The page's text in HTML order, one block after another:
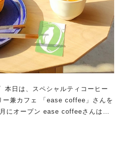
本日は、スペシャルティコーヒー
ー兼カフェ 「ease coffee」さんを
にオープン ease coffeeさんは高
休日は8:00、平日は9:00なので朝活